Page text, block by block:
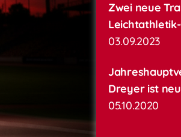
Zwei neue
03.09.2023
Dreyer ist
05.10.2020